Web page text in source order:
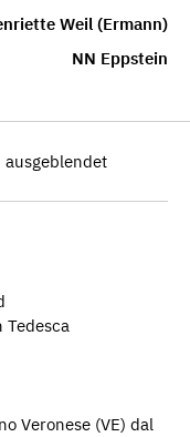
Weil (Ermann)
NN Eppstein
Tedesca
Veronese (VE) dal